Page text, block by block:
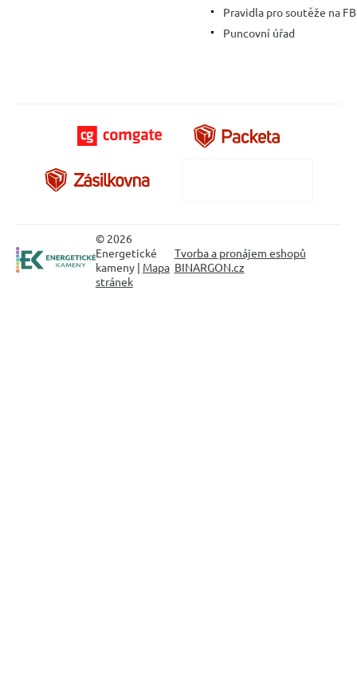
Pravidla pro soutěže na FB
Puncovní úřad
© 2026
Energetické
kameny | Mapa
stránek
Tvorba a pronájem eshopů
BINARGON.cz